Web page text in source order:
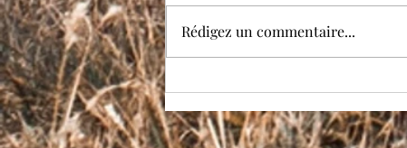
Rédigez un commentaire...